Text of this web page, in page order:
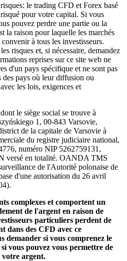
le trading CFD et Forex basé
pour votre capital. Si vous
pouvez perdre une partie ou la
la raison pour laquelle les marchés
à tous les investisseurs.
risques et, si nécessaire, demandez
reprises sur ce site web ne
d'un pays spécifique et ne sont pas
des pays où leur diffusion ou
les lois, exigences et
le siège social se trouve à
1, 00-843 Varsovie,
de la capitale de Varsovie à
du registre judiciaire national,
numéro NIP 5262759131,
versé en totalité. OANDA TMS
de l'Autorité polonaise de
d'une autorisation du 26 avril
complexes et comportent un
de l'argent en raison de
particuliers perdent de
dans des CFD avec ce
demander si vous comprenez le
vous pouvez vous permettre de
argent.